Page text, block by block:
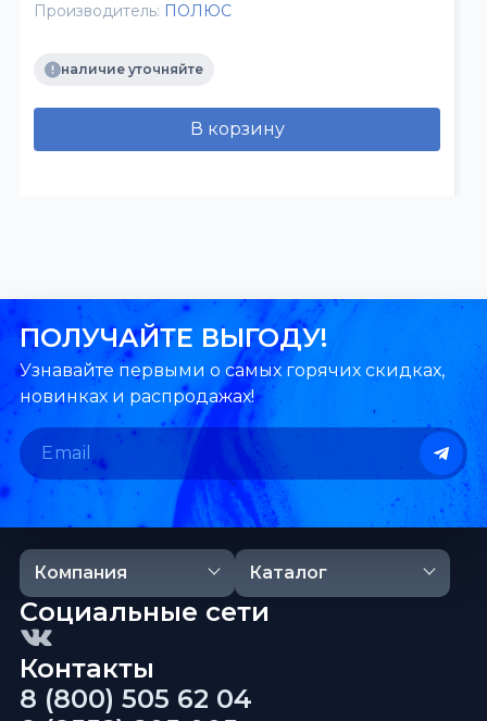
Производитель: ПОЛЮС
наличие уточняйте
В корзину
ПОЛУЧАЙТЕ ВЫГОДУ!
Узнавайте первыми о самых горячих скидках,
новинках и распродажах!
Компания Каталог
Контакты
8 (800) 505 62 04
Социальные сети